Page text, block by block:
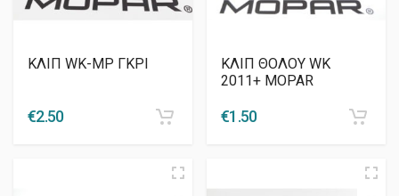
ΚΛΙΠ WK-MP ΓΚΡΙ
€2.50
ΚΛΙΠ ΘΟΛΟΥ WK
2011+ MOPAR
€1.50